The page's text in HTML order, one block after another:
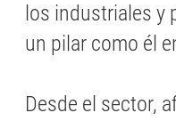
los industriales y
un pilar como él
Desde el sector,